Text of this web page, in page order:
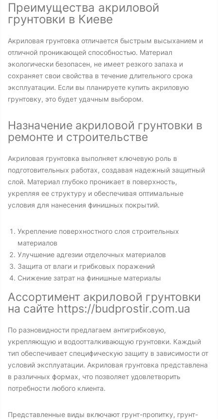
Преимущества акриловой
грунтовки в Киеве
Акриловая грунтовка отличается быстрым высыханием и
отличной проникающей способностью. Материал
экологически безопасен, не имеет резкого запаха и
сохраняет свои свойства в течение длительного срока
эксплуатации. Если вы планируете купить акриловую
грунтовку, это будет удачным выбором.
Назначение акриловой грунтовки в
ремонте и строительстве
Акриловая грунтовка выполняет ключевую роль в
подготовительных работах, создавая надежный защитный
слой. Материал глубоко проникает в поверхность,
укрепляя ее структуру и обеспечивая оптимальные
условия для нанесения финишных покрытий.
Укрепление поверхностного слоя строительных
материалов
Улучшение адгезии отделочных материалов
Защита от влаги и грибковых поражений
Снижение затрат на финишные материалы
Ассортимент акриловой грунтовки
на сайте https://budprostir.com.ua
По разновидности предлагаем антигрибковую,
укрепляющую и водоотталкивающую грунтовки. Каждый
тип обеспечивает специфическую защиту в зависимости от
условий эксплуатации. Акриловая грунтовка представлена
в различных формах, что позволяет удовлетворить
потребности любого клиента.
Представленные виды включают грунт-пропитку, грунт-